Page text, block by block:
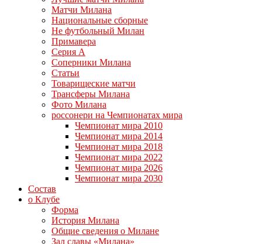
Матчи Милана
Национальные сборные
Не футбольный Милан
Примавера
Серия А
Соперники Милана
Статьи
Товарищеские матчи
Трансферы Милана
Фото Милана
россонери на Чемпионатах мира
Чемпионат мира 2010
Чемпионат мира 2014
Чемпионат мира 2018
Чемпионат мира 2022
Чемпионат мира 2026
Чемпионат мира 2030
Состав
о Клубе
Форма
История Милана
Общие сведения о Милане
Зал славы «Милана»